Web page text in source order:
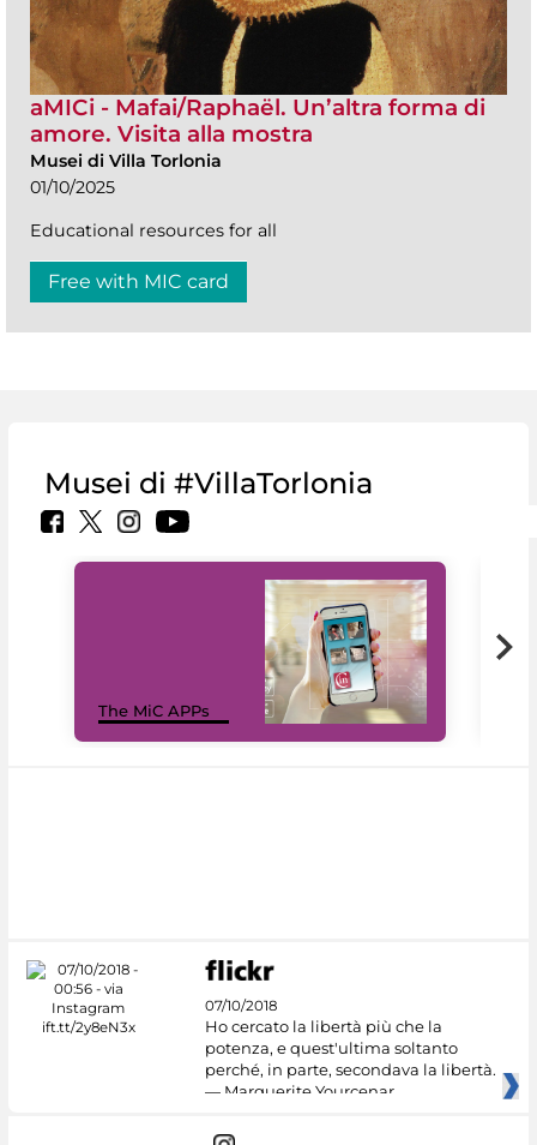
aMICi - Mafai/Raphaël. Un’altra forma di
amore. Visita alla mostra
Musei di Villa Torlonia
01/10/2025
Educational resources for all
Free with MIC card
Musei di #VillaTorlonia
The MiC APPs
07/10/2018
Ho cercato la libertà più che la
potenza, e quest'ultima soltanto
perché, in parte, secondava la libertà.
— Marguerite Yourcenar